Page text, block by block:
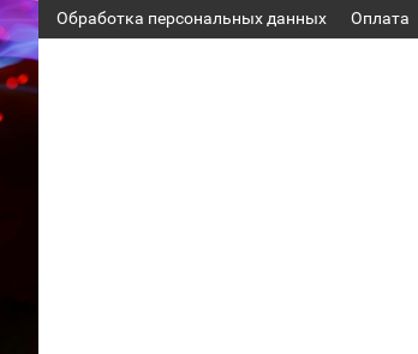
Обработка персональных данных Оплата